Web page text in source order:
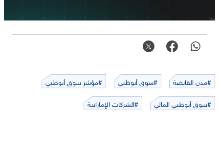
#مدن القابضة #سوق أبوظبي
#مؤشر سوق أبوظبي
#سوق أبوظبي المالي
#الشركات الإماراتية